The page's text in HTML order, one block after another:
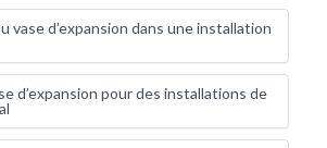
vase d’expansion dans une installation
d’expansion pour des installations de